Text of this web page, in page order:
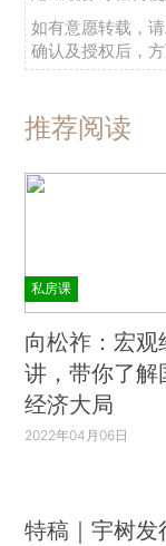
如有意愿转载，
确认及授权后，方
推荐阅读
私房课
向松祚：宏观
讲，带你了解
经济大局
2022年04月06日
特稿｜宇树